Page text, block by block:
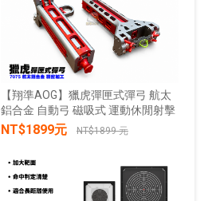
【翔準AOG】獵虎彈匣式彈弓 航太
鋁合金 自動弓 磁吸式 運動休閒射擊
NT$1899元 NT$1899 元